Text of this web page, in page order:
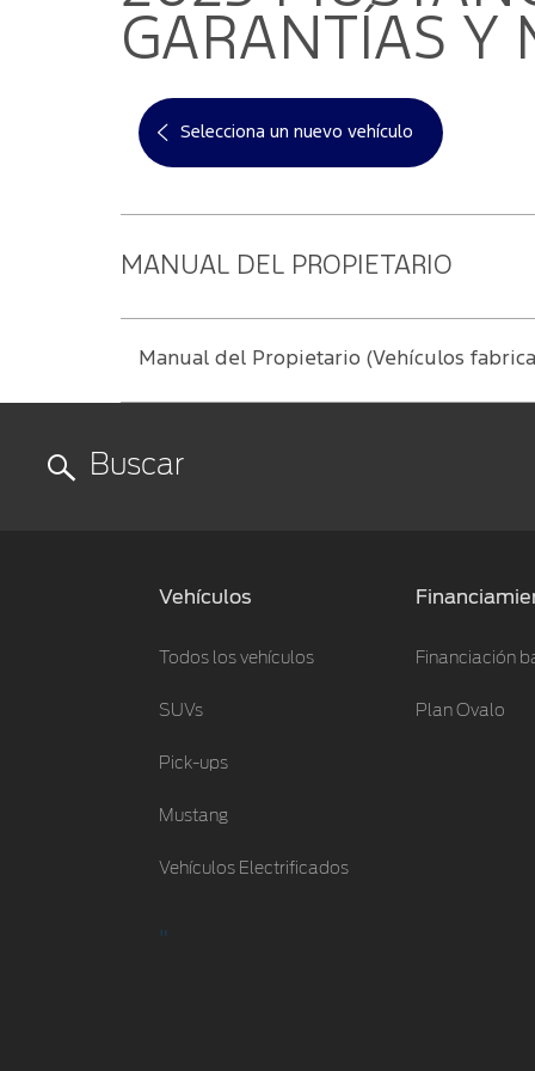
App Ford
Ford
Contactanos
GARANTÍAS Y
Selecciona un nuevo vehículo
MANUAL DEL PROPIETARIO
Manual del Propietario (Vehículos
Vehículos
Todos los vehículos
SUVs
Pick-ups
Mustang
Vehículos Electrificados
"
Financiación
Plan Ovalo